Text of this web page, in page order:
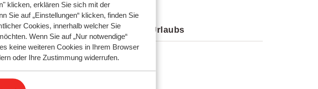
klicken, erklären Sie sich mit der
Sie auf „Einstellungen“ klicken, finden Sie
Cookies, innerhalb welcher Sie
Wenn Sie auf „Nur notwendige“
keine weiteren Cookies in Ihrem Browser
oder Ihre Zustimmung widerrufen.
Während des Urlaubs
Reiseleitung